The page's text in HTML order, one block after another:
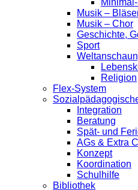
Musik –
Musik – Chor
Geschichte,
Sport
Religion
Flex-System
Integration
Beratung
Spät- und
AGs & Extra
Konzept
Koordination
Schulhilfe
Bibliothek